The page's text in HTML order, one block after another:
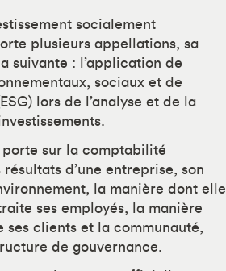
socialement
plusieurs appellations, sa
suivante : l’application de
sociaux et de
lors de l’analyse et de la
porte sur la comptabilité
d’une entreprise, son
la manière dont elle
ses employés, la manière
clients et la communauté,
de gouvernance.